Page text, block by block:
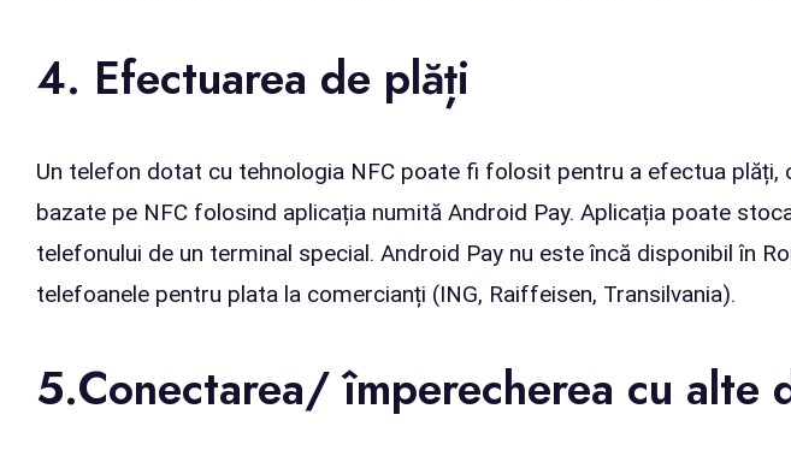
4. Efectuarea de plăți
Un telefon dotat cu tehnologia NFC poate fi folosit pentru a efectua
bazate pe NFC folosind aplicația numită Android Pay. Aplicația poate
telefonului de un terminal special. Android Pay nu este încă disponibil în
telefoanele pentru plata la comercianți (ING, Raiffeisen, Transilvania).
5.Conectarea/ împerecherea cu alte